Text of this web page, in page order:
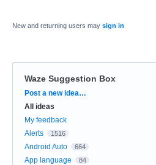
New and returning users may sign in
Waze Suggestion Box
Categories
Post a new idea…
All ideas
My feedback
Alerts
1516
Android Auto 664
App language 84